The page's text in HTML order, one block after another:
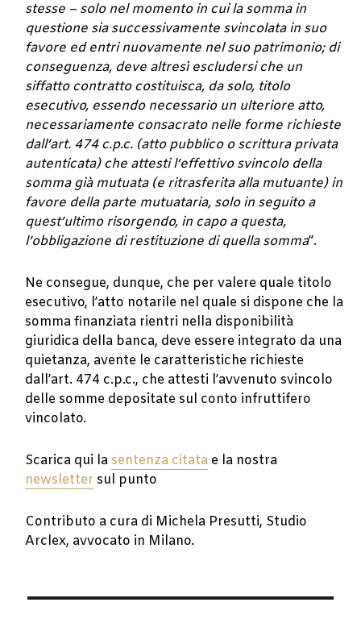
stesse – solo nel momento in cui la somma in
questione sia successivamente svincolata in suo
favore ed entri nuovamente nel suo patrimonio; di
conseguenza, deve altresì escludersi che un
siffatto contratto costituisca, da solo, titolo
esecutivo, essendo necessario un ulteriore atto,
necessariamente consacrato nelle forme richieste
dall’art. 474 c.p.c. (atto pubblico o scrittura privata
autenticata) che attesti l’effettivo svincolo della
somma già mutuata (e ritrasferita alla mutuante) in
favore della parte mutuataria, solo in seguito a
quest’ultimo risorgendo, in capo a questa,
l’obbligazione di restituzione di quella somma”.
Ne consegue, dunque, che per valere quale titolo
esecutivo, l’atto notarile nel quale si dispone che la
somma finanziata rientri nella disponibilità
giuridica della banca, deve essere integrato da una
quietanza, avente le caratteristiche richieste
dall’art. 474 c.p.c., che attesti l’avvenuto svincolo
delle somme depositate sul conto infruttifero
vincolato.
Scarica qui la sentenza citatae la nostra
newsletter sul punto
Contributo a cura di Michela Presutti, Studio
Arclex, avvocato in Milano.